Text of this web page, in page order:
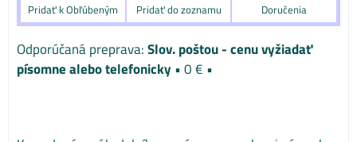
Pridať k Obľúbeným Pridať do zoznamu Doručenia
Slov. poštou - cenu vyžiadať
písomne alebo telefonicky •0 € •